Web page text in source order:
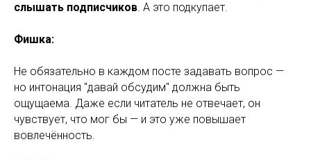
слышать подписчиков. А это подкупает.
Фишка:
Не обязательно в каждом посте задавать вопрос —
но интонация "давай обсудим" должна быть
ощущаема. Даже если читатель не отвечает, он
чувствует, что мог бы — и это уже повышает
вовлечённость.